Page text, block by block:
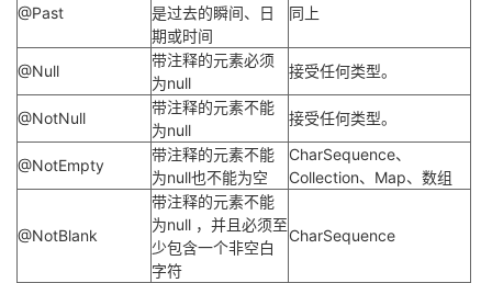
@Past
是过去的瞬间、日
期或时间
同上
@Null
带注释的元素必须
为null
接受任何类型。
@NotNull
带注释的元素不能
为null
接受任何类型。
@NotEmpty
带注释的元素不能
为null也不能为空
CharSequence、
Collection、Map、数组
@NotBlank
带注释的元素不能
为null ，并且必须至
少包含一个非空白
字符
CharSequence